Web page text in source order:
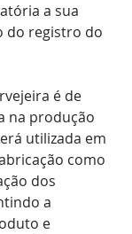
a sua
do registro do
é de
na produção
utilizada em
como
dos
a
e